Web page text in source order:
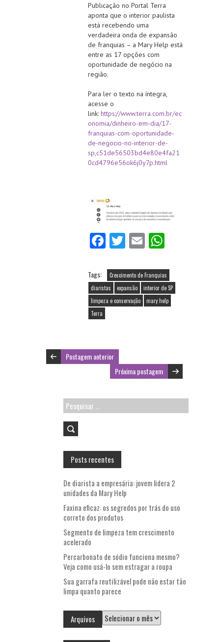
Publicação no Portal Terra
aponta que o interior paulista
está recebendo uma
verdadeira onda de expansão
de franquias – a Mary Help está
entre as 17 opções com
oportunidade de negócio na
região.
Para ler o texto na íntegra,
acesse o
link: https://www.terra.com.br/ec
onomia/dinheiro-em-dia/17-
franquias-com-oportunidade-
de-negocio-no-interior-de-
sp,c51de56503bd4e80e4fa21
0cd4796e56ok6j0y7p.html
Fa
b
o
o
T
itt
er
E
ai
l
ts
A
p
Tags:
Crescimento de Franquias
diaristas
expansão
interior de SP
limpeza e conservação
mary help
Terra
Postagem anterior
Próxima postagem
Pesquisar
por:
Posts recentes
De diarista a empresária: jovem lidera 2
unidades da Mary Help
Faxina eficaz: os segredos por trás do uso
correto dos produtos
Segmento de limpeza tem crescimento
acelerado
Percarbonato de sódio funciona mesmo?
Veja como usá-lo sem estragar a roupa
Sua garrafa reutilizável pode não estar tão
limpa quanto parece
Arquivos Arquivos